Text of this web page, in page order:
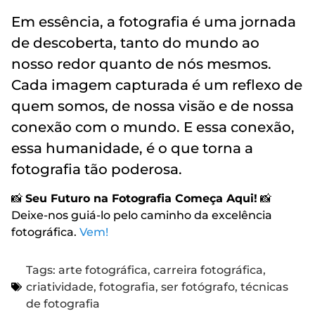
Em essência, a fotografia é uma jornada
de descoberta, tanto do mundo ao
nosso redor quanto de nós mesmos.
Cada imagem capturada é um reflexo de
quem somos, de nossa visão e de nossa
conexão com o mundo. E essa conexão,
essa humanidade, é o que torna a
fotografia tão poderosa.
📸 Seu Futuro na Fotografia Começa Aqui! 📸
Deixe-nos guiá-lo pelo caminho da excelência
fotográfica. Vem!
Tags: arte fotográfica, carreira fotográfica,
criatividade, fotografia, ser fotógrafo, técnicas
de fotografia